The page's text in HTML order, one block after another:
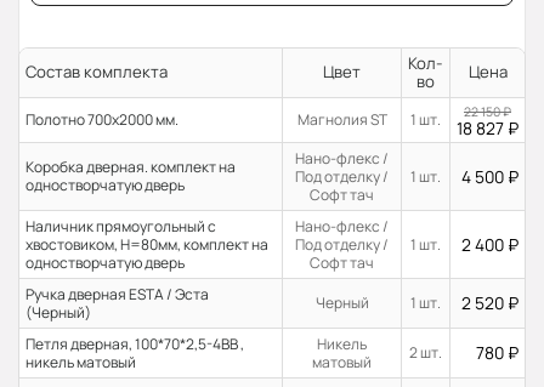
Состав комплекта Цвет
Кол-
во
Цена
Полотно 700x2000 мм. Магнолия ST 1 шт. 22 150₽
18 827 ₽
Коробка дверная. комплект на
одностворчатую дверь
Нано-флекс /
Под отделку /
Софт тач
1 шт. 4 500 ₽
Наличник прямоугольный с
хвостовиком, H=80мм, комплект на
одностворчатую дверь
Нано-флекс /
Под отделку /
Софт тач
1 шт. 2 400 ₽
Ручка дверная ESTA / Эста
(Черный)
Черный 1 шт. 2 520 ₽
Петля дверная, 100*70*2,5-4ВВ ,
никель матовый
Никель
матовый
2 шт. 780 ₽